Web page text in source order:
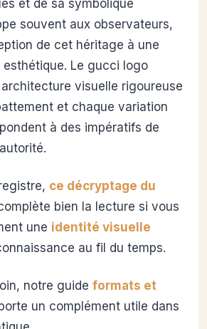
et de sa symbolique
souvent aux observateurs,
de cet héritage à une
Le gucci logo
visuelle rigoureuse
et chaque variation
à des impératifs de
ce décryptage du
bien la lecture si vous
une identité visuelle
au fil du temps.
notre guide formats et
un complément utile dans